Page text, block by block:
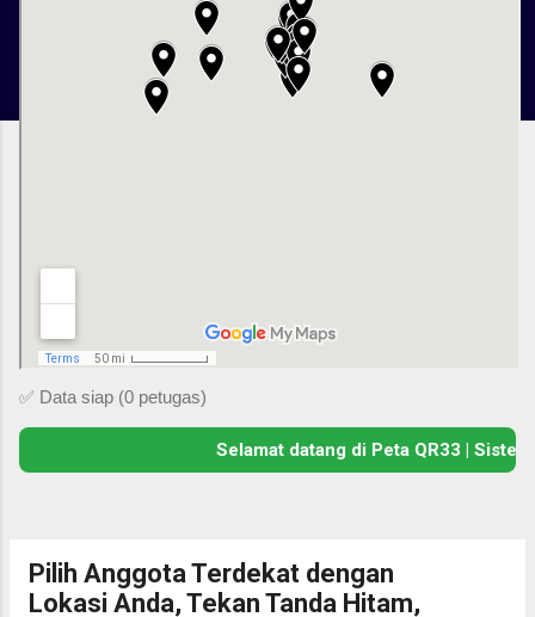
✅ Data siap (0 petugas)
Selamat datang di Peta QR33 |
Pilih Anggota Terdekat dengan
Lokasi Anda, Tekan Tanda Hitam,